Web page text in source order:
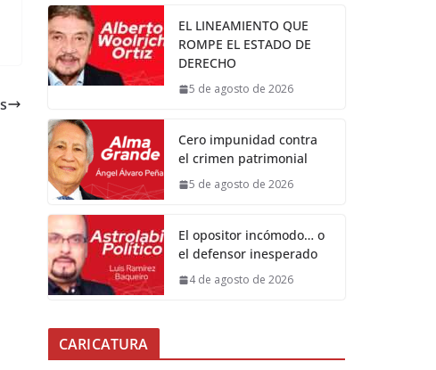
EL LINEAMIENTO QUE
ROMPE EL ESTADO DE
DERECHO
5 de agosto de 2026
Cero impunidad contra
el crimen patrimonial
5 de agosto de 2026
El opositor incómodo… o
el defensor inesperado
4 de agosto de 2026
CARICATURA